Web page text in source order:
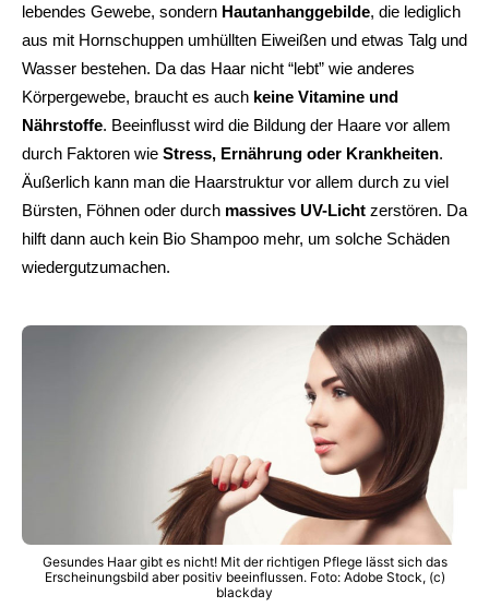
lebendes Gewebe, sondern Hautanhanggebilde, die lediglich
aus mit Hornschuppen umhüllten Eiweißen und etwas Talg und
Wasser bestehen. Da das Haar nicht “lebt” wie anderes
Körpergewebe, braucht es auch keine Vitamine und
Nährstoffe. Beeinflusst wird die Bildung der Haare vor allem
durch Faktoren wie Stress, Ernährung oder Krankheiten.
Äußerlich kann man die Haarstruktur vor allem durch zu viel
Bürsten, Föhnen oder durch massives UV-Licht zerstören. Da
hilft dann auch kein Bio Shampoo mehr, um solche Schäden
wiedergutzumachen.
Gesundes Haar gibt es nicht! Mit der richtigen Pflege lässt sich das
Erscheinungsbild aber positiv beeinflussen. Foto: Adobe Stock, (c)
blackday